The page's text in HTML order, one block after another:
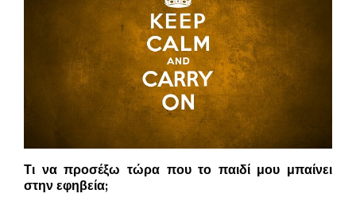
Τι να προσέξω τώρα που το παιδί μου μπαίνει
στην εφηβεία;